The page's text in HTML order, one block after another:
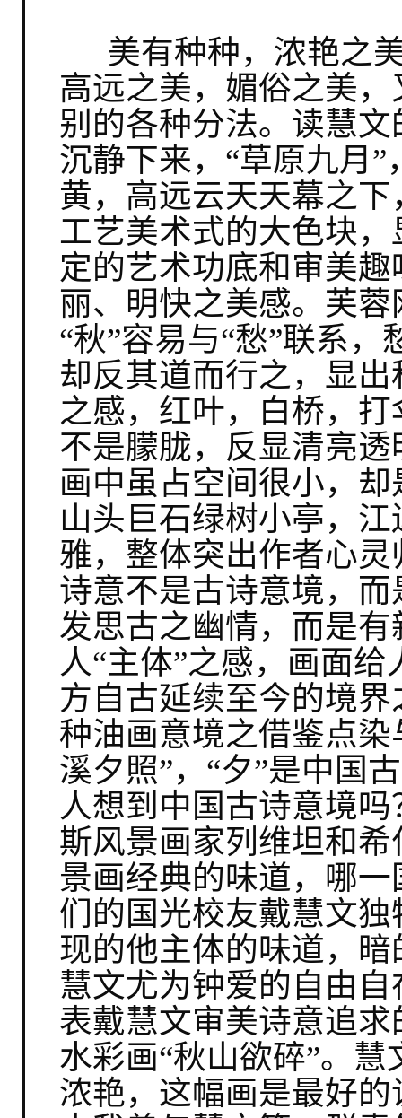
美有种种，浓艳之
高远之美，媚俗之美
别的各种分法。读慧
沉静下来，“草原九月
黄，高远云天天幕之
工艺美术式的大色块
定的艺术功底和审美
丽、明快之美感。芙
“秋”容易与“愁”联系
却反其道而行之，显
之感，红叶，白桥，
不是朦胧，反显清亮
画中虽占空间很小，却
山头巨石绿树小亭，
雅，整体突出作者心
诗意不是古诗意境，
发思古之幽情，而是有
人“主体”之感，画面
方自古延续至今的境
种油画意境之借鉴点
溪夕照”，“夕”是中国
人想到中国古诗意境
斯风景画家列维坦和
景画经典的味道，哪
们的国光校友戴慧文
现的他主体的味道，
慧文尤为钟爱的自由
表戴慧文审美诗意追
水彩画“秋山欲碎”。
浓艳，这幅画是最好